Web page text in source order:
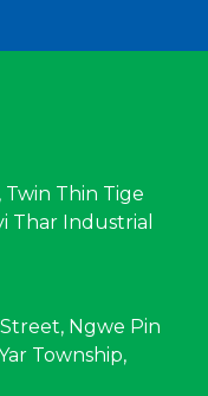
Twin Thin Tige
Thar Industrial
Ngwe Pin
Township,